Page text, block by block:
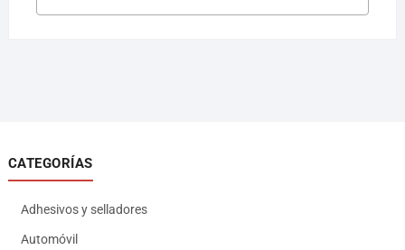
CATEGORÍAS
Adhesivos y selladores
Automóvil